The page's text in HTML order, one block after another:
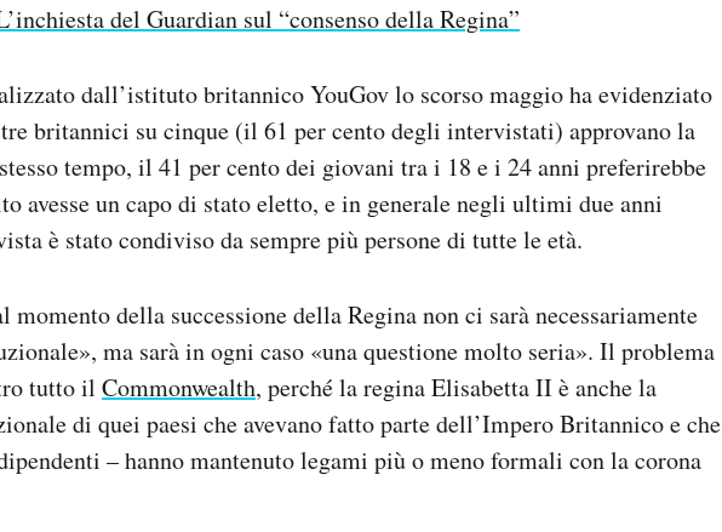
del Guardian sul “consenso della Regina”
dall’istituto britannico YouGov lo scorso maggio ha evidenziato
britannici su cinque (il 61 per cento degli intervistati) approvano la
tempo, il 41 per cento dei giovani tra i 18 e i 24 anni preferirebbe
avesse un capo di stato eletto, e in generale negli ultimi due anni
è stato condiviso da sempre più persone di tutte le età.
momento della successione della Regina non ci sarà necessariamente
ma sarà in ogni caso «una questione molto seria». Il problema
tutto il Commonwealth, perché la regina Elisabetta II è anche la
di quei paesi che avevano fatto parte dell’Impero Britannico e che
– hanno mantenuto legami più o meno formali con la corona